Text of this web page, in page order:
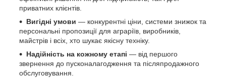
приватних клієнтів.
Вигідні умови — конкурентні ціни, системи знижок та
персональні пропозиції для аграріїв, виробників,
майстрів і всіх, хто шукає якісну техніку.
Надійність на кожному етапі — від першого
звернення до пусконалагодження та післяпродажного
обслуговування.